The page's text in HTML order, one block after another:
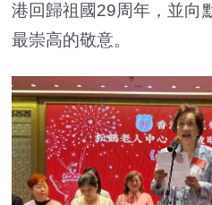
港回歸祖國29周年，並向
最崇高的敬意。